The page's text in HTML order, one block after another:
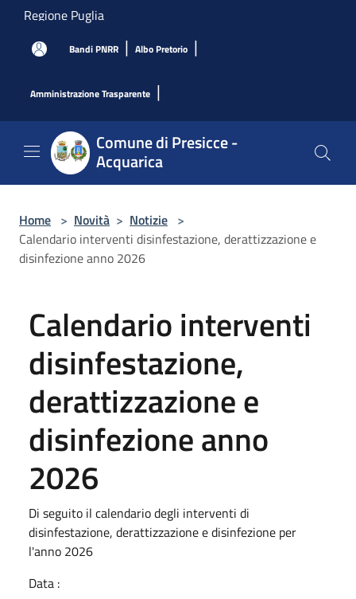
Salta al contenuto principale
Regione Puglia
Bandi PNRR | Albo Pretorio |
Amministrazione Trasparente |
Comune di Presicce -
Acquarica
Home > Novità > Notizie >
Calendario interventi disinfestazione, derattizzazione e
disinfezione anno 2026
Calendario interventi
disinfestazione,
derattizzazione e
disinfezione anno
2026
Di seguito il calendario degli interventi di
disinfestazione, derattizzazione e disinfezione per
l'anno 2026
Data :